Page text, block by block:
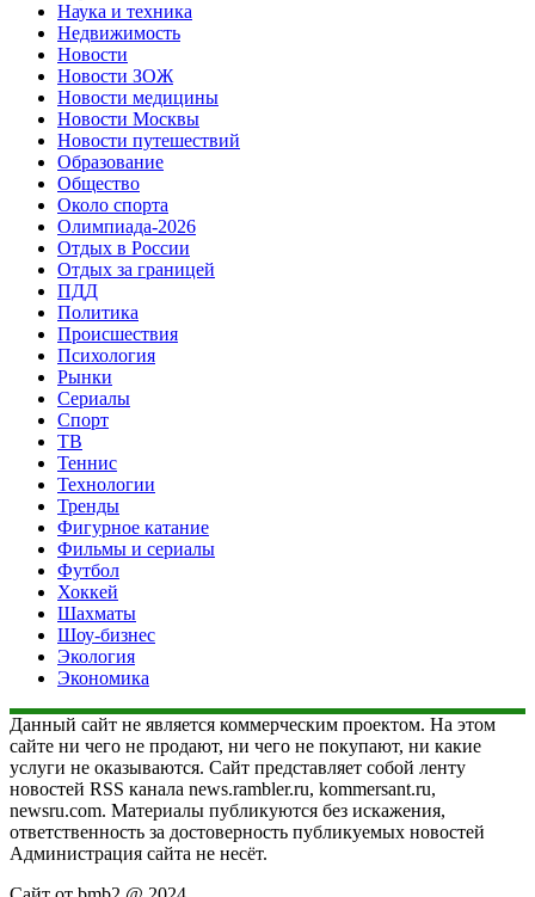
Наука и техника
Недвижимость
Новости
Новости ЗОЖ
Новости медицины
Новости Москвы
Новости путешествий
Образование
Общество
Около спорта
Олимпиада-2026
Отдых в России
Отдых за границей
ПДД
Политика
Происшествия
Психология
Рынки
Сериалы
Спорт
ТВ
Теннис
Технологии
Тренды
Фигурное катание
Фильмы и сериалы
Футбол
Хоккей
Шахматы
Шоу-бизнес
Экология
Экономика
Данный сайт не является коммерческим проектом. На этом
сайте ни чего не продают, ни чего не покупают, ни какие
услуги не оказываются. Сайт представляет собой ленту
новостей RSS канала news.rambler.ru, kommersant.ru,
newsru.com. Материалы публикуются без искажения,
ответственность за достоверность публикуемых новостей
Администрация сайта не несёт.